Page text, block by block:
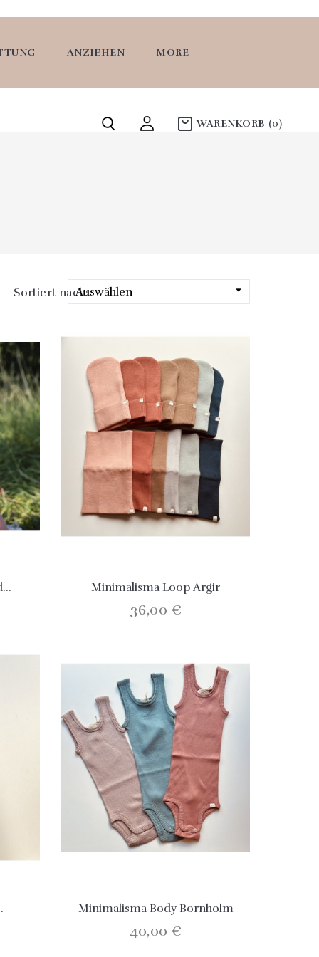
ANZIEHEN MORE
WARENKORB (0)
Sortiert nach:Auswählen 
Minimalisma Loop Argir
36,00 €
Minimalisma Body Bornholm
40,00 €